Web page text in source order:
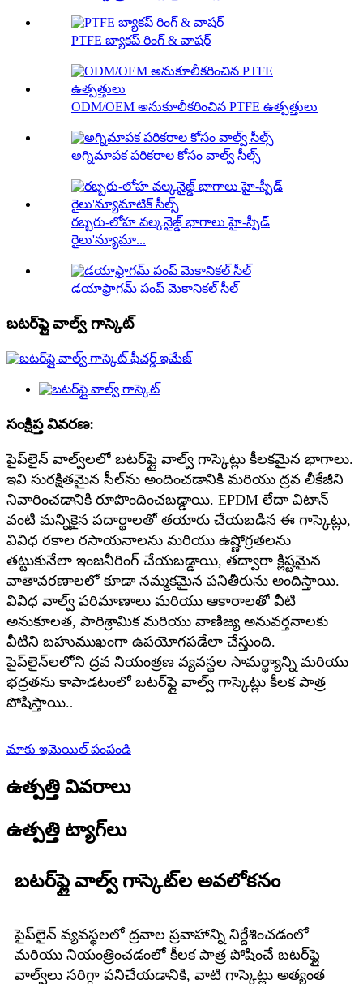
PTFE బ్యాకప్ రింగ్ & వాషర్
ODM/OEM అనుకూలీకరించిన PTFE ఉత్పత్తులు
అగ్నిమాపక పరికరాల కోసం వాల్వ్ సీల్స్
రబ్బరు-లోహ వల్కనైజ్డ్ భాగాలు హై-స్పీడ్
రైలు'న్యూమా...
డయాఫ్రాగమ్ పంప్ మెకానికల్ సీల్
బటర్‌ఫ్లై వాల్వ్ గాస్కెట్
సంక్షిప్త వివరణ:
పైప్‌లైన్ వాల్వ్‌లలో బటర్‌ఫ్లై వాల్వ్ గాస్కెట్లు కీలకమైన భాగాలు.
ఇవి సురక్షితమైన సీల్‌ను అందించడానికి మరియు ద్రవ లీకేజీని
నివారించడానికి రూపొందించబడ్డాయి. EPDM లేదా విటాన్
వంటి మన్నికైన పదార్థాలతో తయారు చేయబడిన ఈ గాస్కెట్లు,
వివిధ రకాల రసాయనాలను మరియు ఉష్ణోగ్రతలను
తట్టుకునేలా ఇంజనీరింగ్ చేయబడ్డాయి, తద్వారా క్లిష్టమైన
వాతావరణాలలో కూడా నమ్మకమైన పనితీరును అందిస్తాయి.
వివిధ వాల్వ్ పరిమాణాలు మరియు ఆకారాలతో వీటి
అనుకూలత, పారిశ్రామిక మరియు వాణిజ్య అనువర్తనాలకు
వీటిని బహుముఖంగా ఉపయోగపడేలా చేస్తుంది.
పైప్‌లైన్‌లలోని ద్రవ నియంత్రణ వ్యవస్థల సామర్థ్యాన్ని మరియు
భద్రతను కాపాడటంలో బటర్‌ఫ్లై వాల్వ్ గాస్కెట్లు కీలక పాత్ర
పోషిస్తాయి..
మాకు ఇమెయిల్ పంపండి
ఉత్పత్తి వివరాలు
ఉత్పత్తి ట్యాగ్‌లు
బటర్‌ఫ్లై వాల్వ్ గాస్కెట్‌ల అవలోకనం
పైప్‌లైన్ వ్యవస్థలలో ద్రవాల ప్రవాహాన్ని నిర్దేశించడంలో
మరియు నియంత్రించడంలో కీలక పాత్ర పోషించే బటర్‌ఫ్లై
వాల్వ్‌లు సరిగ్గా పనిచేయడానికి, వాటి గాస్కెట్లు అత్యంత